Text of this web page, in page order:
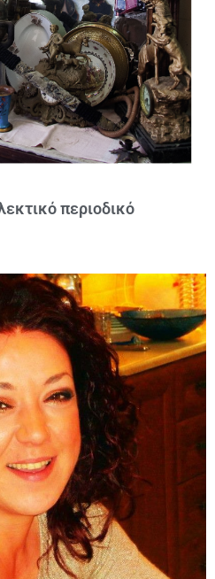
περιοδικό